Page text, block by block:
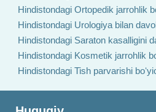
Hindistondagi Ortopedik jarrohlik
Hindistondagi Urologiya bilan
Hindistondagi Saraton kasalligini
Hindistondagi Kosmetik jarrohlik
Hindistondagi Tish parvarishi